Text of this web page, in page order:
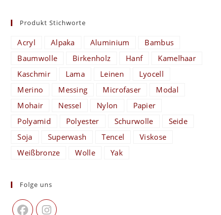
Produkt Stichworte
Acryl Alpaka Aluminium
Bambus
Baumwolle
Birkenholz Hanf
Kamelhaar
Kaschmir
Lama Leinen
Lyocell
Merino
Messing Microfaser
Modal
Mohair
Nessel Nylon
Papier
Polyamid
Polyester Schurwolle
Seide
Soja
Superwash Tencel
Viskose
Weißbronze
Wolle Yak
Folge uns